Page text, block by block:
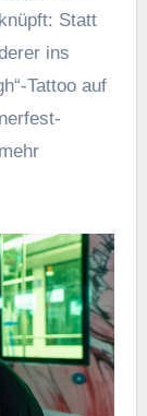
Statt
ins
Tattoo auf